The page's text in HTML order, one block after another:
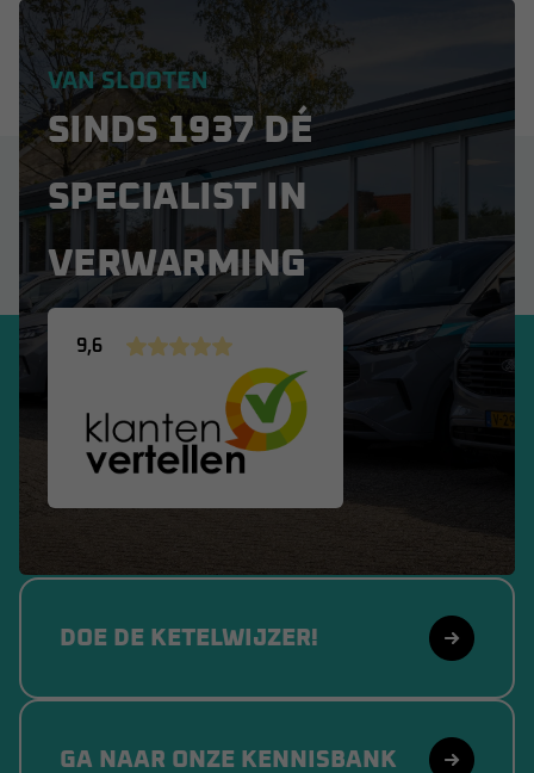
VAN SLOOTEN
SINDS 1937 DÉ
SPECIALIST IN
VERWARMING
9,6
DOE DE KETELWIJZER!
GA NAAR ONZE KENNISBANK